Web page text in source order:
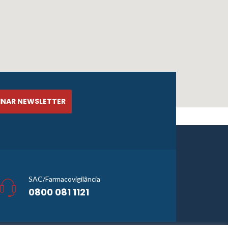
SAC/Farmacovigilância
0800 081 1121